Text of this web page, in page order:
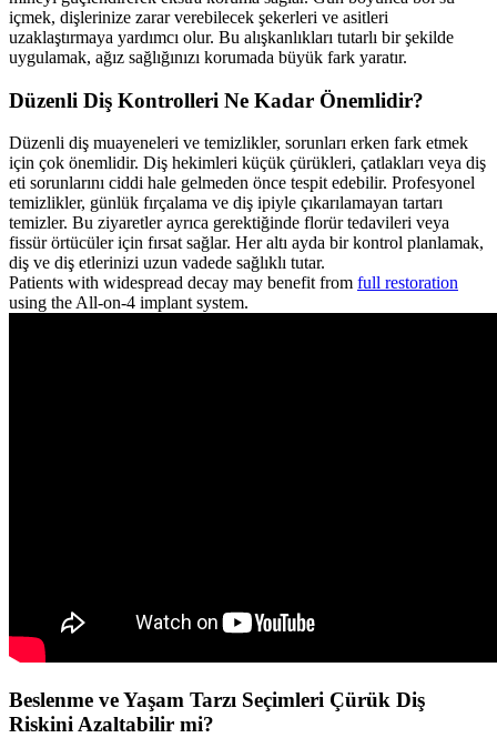
içmek, dişlerinize zarar verebilecek şekerleri ve asitleri
uzaklaştırmaya yardımcı olur. Bu alışkanlıkları tutarlı bir şekilde
uygulamak, ağız sağlığınızı korumada büyük fark yaratır.
Düzenli Diş Kontrolleri Ne Kadar Önemlidir?
Düzenli diş muayeneleri ve temizlikler, sorunları erken fark etmek
için çok önemlidir. Diş hekimleri küçük çürükleri, çatlakları veya diş
eti sorunlarını ciddi hale gelmeden önce tespit edebilir. Profesyonel
temizlikler, günlük fırçalama ve diş ipiyle çıkarılamayan tartarı
temizler. Bu ziyaretler ayrıca gerektiğinde florür tedavileri veya
fissür örtücüler için fırsat sağlar. Her altı ayda bir kontrol planlamak,
diş ve diş etlerinizi uzun vadede sağlıklı tutar.
Patients with widespread decay may benefit from full restoration
using the All-on-4 implant system.
Beslenme ve Yaşam Tarzı Seçimleri Çürük Diş
Riskini Azaltabilir mi?